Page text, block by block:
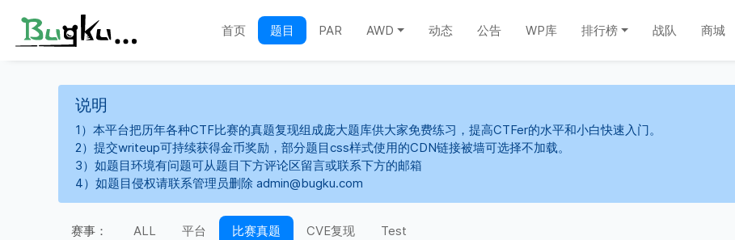
首页 题目 PAR AWD 动态 公告 WP库 排行榜 战队 商城
说明
1）本平台把历年各种CTF比赛的真题复现组成庞大题库供大家免费练习，提高CTFer的水平和小白快速入门。
2）提交writeup可持续获得金币奖励，部分题目css样式使用的CDN链接被墙可选择不加载。
3）如题目环境有问题可从题目下方评论区留言或联系下方的邮箱
4）如题目侵权请联系管理员删除 admin@bugku.com
赛事： ALL 平台 比赛真题 CVE复现 Test